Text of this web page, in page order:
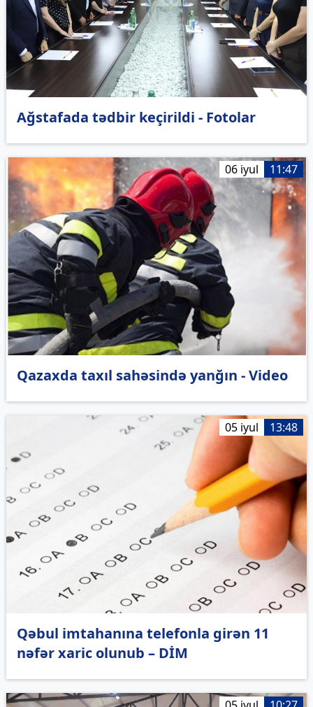
Ağstafada tədbir keçirildi - Fotolar
06 iyul 11:47
Qazaxda taxıl sahəsində yanğın - Video
05 iyul 13:48
Qəbul imtahanına telefonla girən 11
nəfər xaric olunub – DİM